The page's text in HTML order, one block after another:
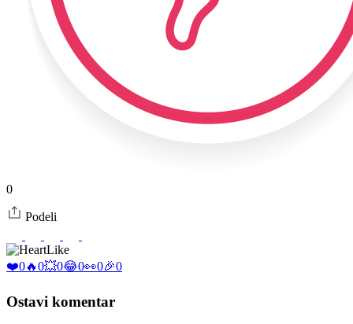
0
Podeli
Like
❤️0🔥0💥0😂0👀0🎉0
Ostavi komentar